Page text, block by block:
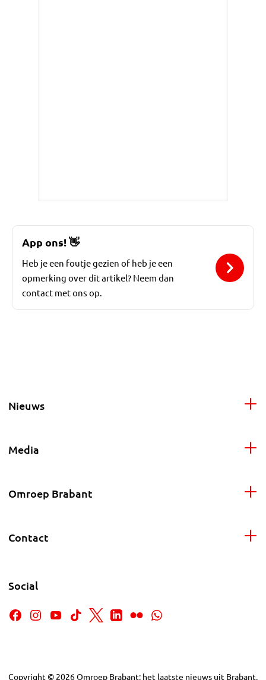
App ons!👋
Heb je een foutje gezien of heb je een
opmerking over dit artikel? Neem dan
contact met ons op.
Nieuws
Media
Omroep Brabant
Contact
Social
Copyright © 2026Omroep Brabant: het laatste nieuws uit Brabant,